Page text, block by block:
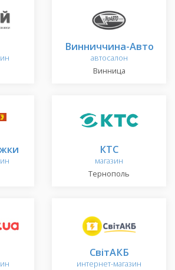
Винниччина-Авто
автосалон
Винница
КТС
магазин
Тернополь
СвітАКБ
интернет-магазин